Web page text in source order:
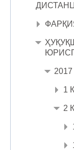
2017
1
2